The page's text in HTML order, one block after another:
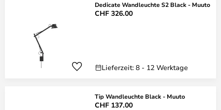
Dedicate Wandleuchte S2 Black - Muuto
CHF 326.00
Lieferzeit: 8 - 12 Werktage
Tip Wandleuchte Black - Muuto
CHF 137.00